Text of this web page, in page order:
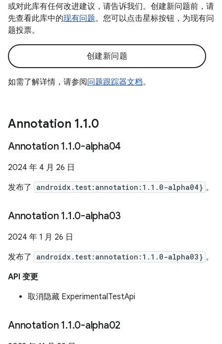
或对此库有任何改进建议，请告诉我们。创建新问题前，请
先查看此库中的现有问题。您可以点击星标按钮，为现有问
题投票。
创建新问题
如需了解详情，请参阅问题跟踪器文档。
Annotation 1.1.0
Annotation 1.1.0-alpha04
2024 年 4 月 26 日
发布了
androidx.test:annotation:1.1.0-alpha04} 。
Annotation 1.1.0-alpha03
2024 年 1 月 26 日
发布了
androidx.test:annotation:1.1.0-alpha03} 。
API 变更
取消隐藏 ExperimentalTestApi
Annotation 1.1.0-alpha02